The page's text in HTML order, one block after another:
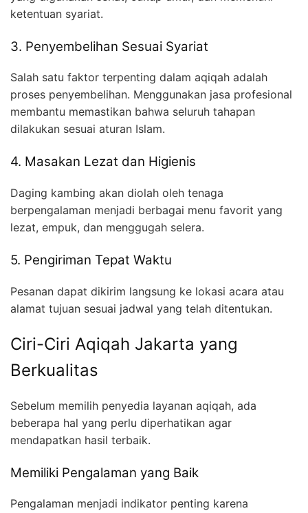
ketentuan syariat.
3. Penyembelihan Sesuai Syariat
Salah satu faktor terpenting dalam aqiqah adalah
proses penyembelihan. Menggunakan jasa profesional
membantu memastikan bahwa seluruh tahapan
dilakukan sesuai aturan Islam.
4. Masakan Lezat dan Higienis
Daging kambing akan diolah oleh tenaga
berpengalaman menjadi berbagai menu favorit yang
lezat, empuk, dan menggugah selera.
5. Pengiriman Tepat Waktu
Pesanan dapat dikirim langsung ke lokasi acara atau
alamat tujuan sesuai jadwal yang telah ditentukan.
Ciri-Ciri Aqiqah Jakarta yang
Berkualitas
Sebelum memilih penyedia layanan aqiqah, ada
beberapa hal yang perlu diperhatikan agar
mendapatkan hasil terbaik.
Memiliki Pengalaman yang Baik
Pengalaman menjadi indikator penting karena